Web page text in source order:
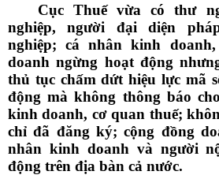
Cục Thuế vừa có thư
nghiệp, người đại diện
nghiệp; cá nhân kinh
doanh ngừng hoạt động
thủ tục chấm dứt hiệu lực mã
động mà không thông báo
kinh doanh, cơ quan thuế;
chỉ đã đăng ký; cộng đồng
nhân kinh doanh và người
động trên địa bàn cả nước.